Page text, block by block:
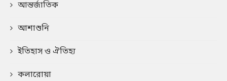
আন্তর্জাতিক
আশাশুনি
ইতিহাস ও ঐতিহ্য
কলারোয়া